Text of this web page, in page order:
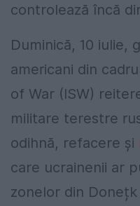
controlează încă
Duminică, 10 iulie,
americani din
of War (ISW)
militare terestre
odihnă, refacere și
care ucrainenii ar
zonelor din